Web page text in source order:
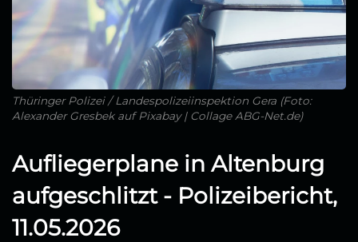
Thüringer Polizei / Landespolizeiinspektion Gera (Foto:
Alexander Gresbek auf Pixabay | Collage ABG-Net.de)
Aufliegerplane in Altenburg
aufgeschlitzt - Polizeibericht,
11.05.2026